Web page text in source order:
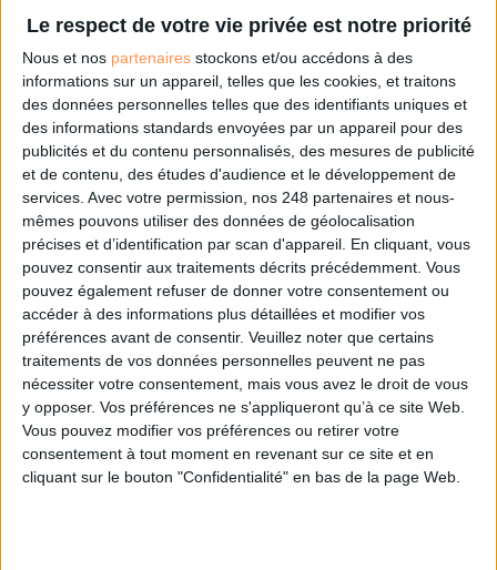
Le respect de votre vie privée est notre priorité
Nous et nos partenaires stockons et/ou accédons à des
informations sur un appareil, telles que les cookies, et traitons
des données personnelles telles que des identifiants uniques et
des informations standards envoyées par un appareil pour des
publicités et du contenu personnalisés, des mesures de publicité
et de contenu, des études d'audience et le développement de
services. Avec votre permission, nos 248 partenaires et nous-
mêmes pouvons utiliser des données de géolocalisation
précises et d’identification par scan d'appareil. En cliquant, vous
pouvez consentir aux traitements décrits précédemment. Vous
pouvez également refuser de donner votre consentement ou
accéder à des informations plus détaillées et modifier vos
préférences avant de consentir. Veuillez noter que certains
traitements de vos données personnelles peuvent ne pas
nécessiter votre consentement, mais vous avez le droit de vous
y opposer. Vos préférences ne s'appliqueront qu’à ce site Web.
Vous pouvez modifier vos préférences ou retirer votre
consentement à tout moment en revenant sur ce site et en
cliquant sur le bouton "Confidentialité" en bas de la page Web.
Des archives inédites de Led Zeppelin refont
Le plus beau but de tous les temps, signé Pelé,
reconstitué grâce à l'IA et aux archives
Construire et faire vivre son référentiel
d’archivage : mode d’emploi, entre conformité et
mémoire
Les Archives nationales du Luxembourg en mission
déménagement